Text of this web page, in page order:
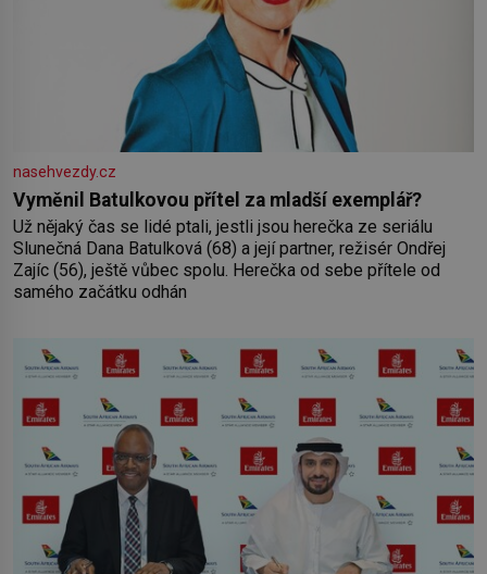
nasehvezdy.cz
Vyměnil Batulkovou přítel za mladší exemplář?
Už nějaký čas se lidé ptali, jestli jsou herečka ze seriálu
Slunečná Dana Batulková (68) a její partner, režisér Ondřej
Zajíc (56), ještě vůbec spolu. Herečka od sebe přítele od
samého začátku odhán